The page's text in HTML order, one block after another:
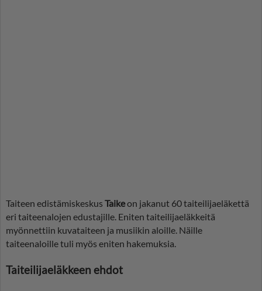
Taiteen edistämiskeskus Taikeon jakanut 60 taiteilijaeläkettä
eri taiteenalojen edustajille. Eniten taiteilijaeläkkeitä
myönnettiin kuvataiteen ja musiikin aloille. Näille
taiteenaloille tuli myös eniten hakemuksia.
Taiteilijaeläkkeen ehdot